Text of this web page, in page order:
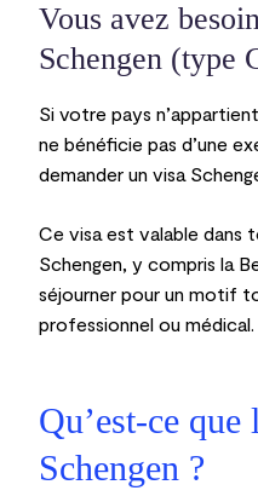
Vous avez
Schengen (type
Si votre pays
ne bénéficie pas d’une
demander un visa
Ce visa est valable dans
Schengen, y compris la
séjourner pour un motif
professionnel ou médical.
Qu’est-ce que
Schengen ?